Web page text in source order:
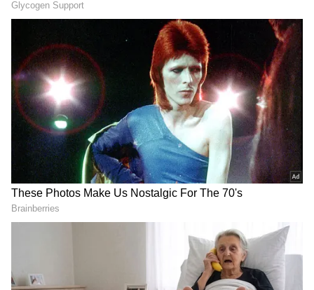
RECOMMENDED STORIES